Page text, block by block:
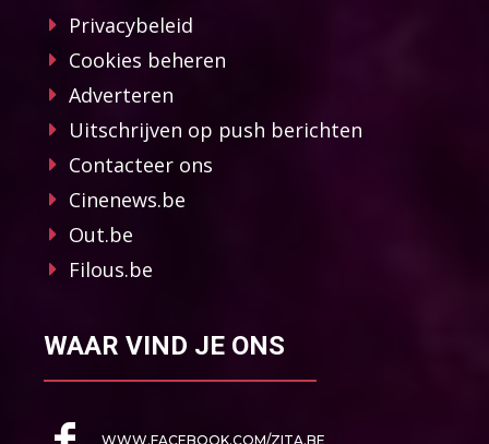
Privacybeleid
Cookies beheren
Adverteren
Uitschrijven op push berichten
Contacteer ons
Cinenews.be
Out.be
Filous.be
WAAR VIND JE ONS
WWW.FACEBOOK.COM/ZITA.BE